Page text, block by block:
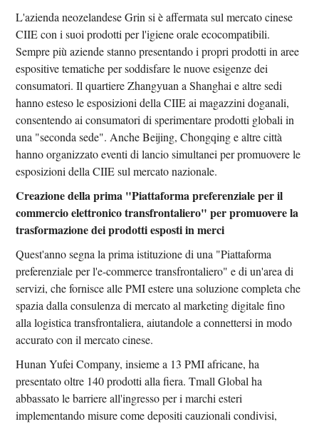
L'azienda neozelandese Grin si è affermata sul mercato cinese
CIIE con i suoi prodotti per l'igiene orale ecocompatibili.
Sempre più aziende stanno presentando i propri prodotti in aree
espositive tematiche per soddisfare le nuove esigenze dei
consumatori. Il quartiere Zhangyuan a Shanghai e altre sedi
hanno esteso le esposizioni della CIIE ai magazzini doganali,
consentendo ai consumatori di sperimentare prodotti globali in
una "seconda sede". Anche Beijing, Chongqing e altre città
hanno organizzato eventi di lancio simultanei per promuovere le
esposizioni della CIIE sul mercato nazionale.
Creazione della prima "Piattaforma preferenziale per il
commercio elettronico transfrontaliero" per promuovere la
trasformazione dei prodotti esposti in merci
Quest'anno segna la prima istituzione di una "Piattaforma
preferenziale per l'e-commerce transfrontaliero" e di un'area di
servizi, che fornisce alle PMI estere una soluzione completa che
spazia dalla consulenza di mercato al marketing digitale fino
alla logistica transfrontaliera, aiutandole a connettersi in modo
accurato con il mercato cinese.
Hunan Yufei Company, insieme a 13 PMI africane, ha
presentato oltre 140 prodotti alla fiera. Tmall Global ha
abbassato le barriere all'ingresso per i marchi esteri
implementando misure come depositi cauzionali condivisi,